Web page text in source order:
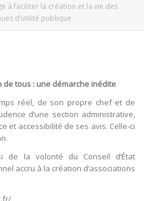
à faciliter la création et la vie des
d’utilité publique
tous : une démarche inédite
réel, de son propre chef et de
d’une section administrative,
et accessibilité de ses avis. Celle-ci
de la volonté du Conseil d’État
accru à la création d’associations